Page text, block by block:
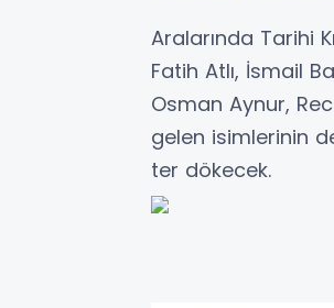
Aralarında Tarihi
Fatih Atlı, İsmail
Osman Aynur,
gelen isimlerinin
ter dökecek.